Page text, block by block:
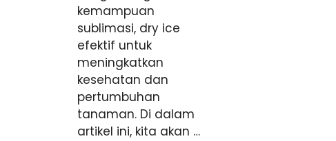
kemampuan
sublimasi, dry ice
efektif untuk
meningkatkan
kesehatan dan
pertumbuhan
tanaman. Di dalam
artikel ini, kita akan …